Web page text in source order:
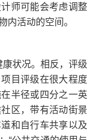
师可能会考虑调整
内活动的空间。
状况。相反，评级
目评级在很大程度
半径或四分之一英
区，带有活动街景
和自行车共享以及